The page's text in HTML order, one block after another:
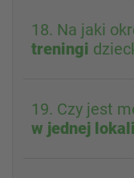
18. Na jaki
treningi
19. Czy jest
w jednej